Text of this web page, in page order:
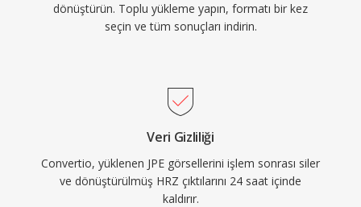
dönüştürün. Toplu yükleme yapın, formatı bir kez
seçin ve tüm sonuçları indirin.
Veri Gizliliği
Convertio, yüklenen JPE görsellerini işlem sonrası siler
ve dönüştürülmüş HRZ çıktılarını 24 saat içinde
kaldırır.